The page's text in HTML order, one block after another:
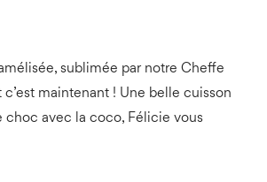
sublimée par notre Cheffe
c’est maintenant ! Une belle cuisson
choc avec la coco, Félicie vous